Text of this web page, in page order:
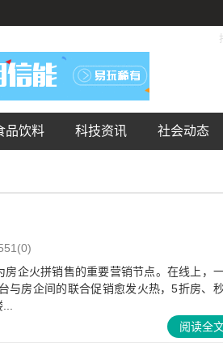
品饮料 科技资讯 社会动态
房企火拼销售的重要营销节点。在线上，
与房企间的联合促销愈发火热，5折房、
阅读全